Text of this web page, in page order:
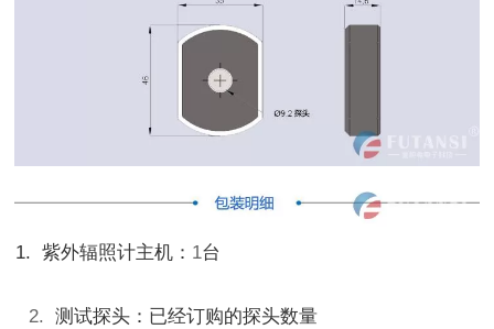
1. 紫外辐照计主机： 1台
2. 测试探头：已经订购的探头数量